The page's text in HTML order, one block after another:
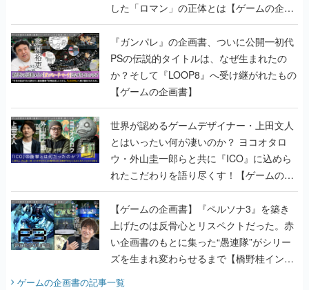
した「ロマン」の正体とは【ゲームの企画
書】
『ガンパレ』の企画書、ついに公開━初代
PSの伝説的タイトルは、なぜ生まれたの
か？そして『LOOP8』へ受け継がれたもの
【ゲームの企画書】
世界が認めるゲームデザイナー・上田文人
とはいったい何が凄いのか？ ヨコオタロ
ウ・外山圭一郎らと共に『ICO』に込めら
れたこだわりを語り尽くす！【ゲームの企
画書】
【ゲームの企画書】『ペルソナ3』を築き
上げたのは反骨心とリスペクトだった。赤
い企画書のもとに集った“愚連隊”がシリー
ズを生まれ変わらせるまで【橋野桂インタ
ビュー】
ゲームの企画書の記事一覧